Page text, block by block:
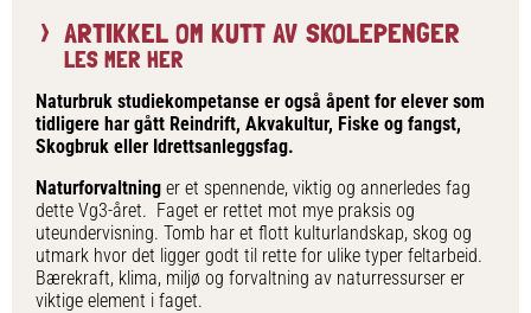
ARTIKKEL OM KUTT AV SKOLEPENGER
LES MER HER
Naturbruk studiekompetanse er også åpent for elever som
tidligere har gått Reindrift, Akvakultur, Fiske og fangst,
Skogbruk eller Idrettsanleggsfag.
Naturforvaltning er et spennende, viktig og annerledes fag
dette Vg3-året. Faget er rettet mot mye praksis og
uteundervisning. Tomb har et flott kulturlandskap, skog og
utmark hvor det ligger godt til rette for ulike typer feltarbeid.
Bærekraft, klima, miljø og forvaltning av naturressurser er
viktige element i faget.